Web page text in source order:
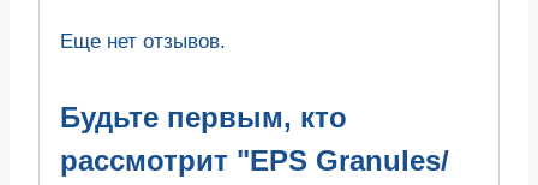
Еще нет отзывов.
Будьте первым, кто
рассмотрит "EPS Granules/